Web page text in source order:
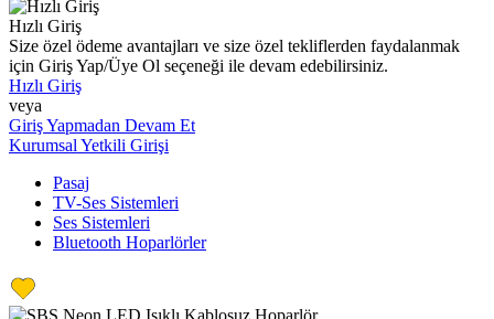
Hızlı Giriş
Size özel ödeme avantajları ve size özel tekliflerden faydalanmak
için Giriş Yap/Üye Ol seçeneği ile devam edebilirsiniz.
Hızlı Giriş
veya
Giriş Yapmadan Devam Et
Kurumsal Yetkili Girişi
Pasaj
TV-Ses Sistemleri
Ses Sistemleri
Bluetooth Hoparlörler